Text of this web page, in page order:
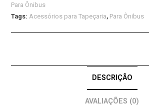
Para Ônibus
Tags:Acessórios para Tapeçaria, Para Ônibus
DESCRIÇÃO
AVALIAÇÕES (0)